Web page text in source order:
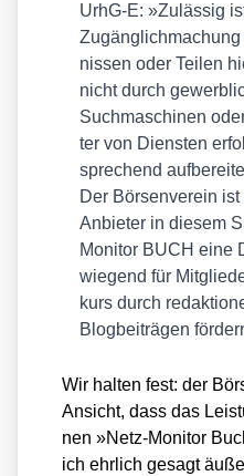
UrhG‑E: »Zuläs­sig
nis­sen oder Tei­len
nicht durch
Such­ma­schi­nen
ter von Diens­ten
spre­chend
Der Bör­sen­ver­ein
Anbie­ter in die­sem
Moni­tor BUCH eine
wie­gend für
kurs durch
Blog­bei­trä­gen
Wir hal­ten fest: der
Ansicht, dass das
nen »Netz-Moni­tor
ich ehr­lich gesagt